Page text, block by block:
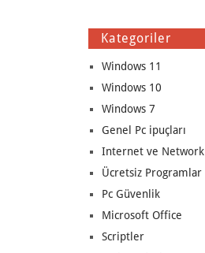
Kategoriler
Windows 11
Windows 10
Windows 7
Genel Pc ipuçları
Internet ve Network
Ücretsiz Programlar
Pc Güvenlik
Microsoft Office
Scriptler